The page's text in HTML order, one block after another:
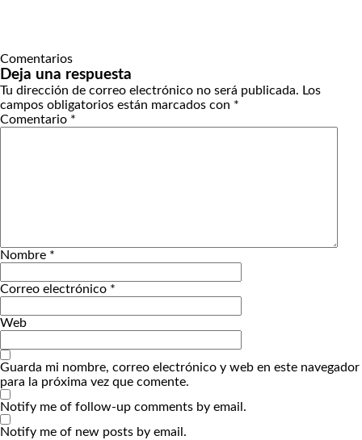
Comentarios
Deja una respuesta
Tu dirección de correo electrónico no será publicada. Los
campos obligatorios están marcados con *
Comentario *
Nombre *
Correo electrónico *
Web
Guarda mi nombre, correo electrónico y web en este navegador
para la próxima vez que comente.
Notify me of follow-up comments by email.
Notify me of new posts by email.